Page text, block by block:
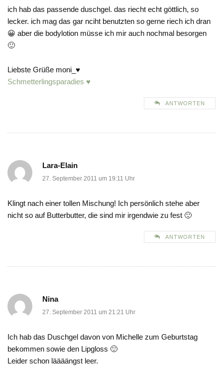
ich hab das passende duschgel. das riecht echt göttlich, so
lecker. ich mag das gar nciht benutzten so gerne riech ich dran
😀 aber die bodylotion müsse ich mir auch nochmal besorgen
🙂
Liebste Grüße moni_♥
Schmetterlingsparadies ♥
ANTWORTEN
Lara-Elain
27. September 2011 um 19:11 Uhr
Klingt nach einer tollen Mischung! Ich persönlich stehe aber
nicht so auf Butterbutter, die sind mir irgendwie zu fest 🙂
ANTWORTEN
Nina
27. September 2011 um 21:21 Uhr
Ich hab das Duschgel davon von Michelle zum Geburtstag
bekommen sowie den Lipgloss 🙂
Leider schon läääängst leer.